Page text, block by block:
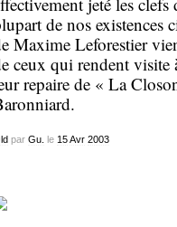
de nos existences
Maxime Leforestier
ceux qui rendent
repaire de « La
par Gu. le 15 Avr 2003